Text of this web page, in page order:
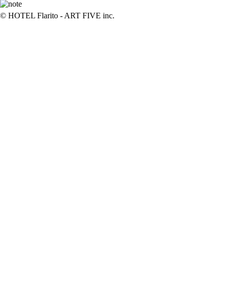
© HOTEL Flarito - ART FIVE inc.